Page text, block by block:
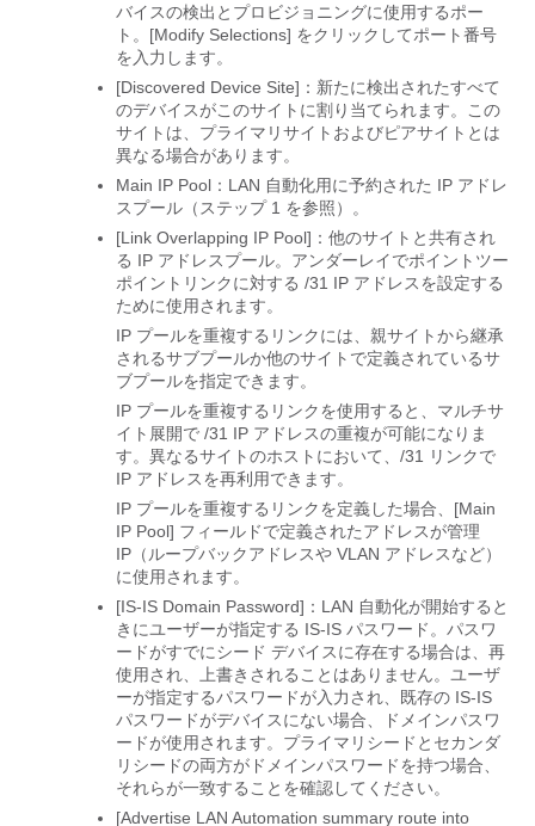
バイスの検出とプロビジョニングに使用するポー
ト。 [Modify Selections] をクリックしてポート番号
を入力します。
[Discovered Device Site]：新たに検出されたすべて
のデバイスがこのサイトに割り当てられます。
この
サイトは、プライマリサイトおよびピアサイトとは
異なる場合があります。
Main IP Pool：LAN 自動化用に予約された IP アドレ
スプール （ステップ 1 を参照）。
[Link Overlapping IP Pool]：他のサイトと共有され
る IP アドレスプール。アンダーレイでポイントツー
ポイントリンクに対する /31 IP アドレスを設定する
ために使用されます。
IP プールを重複するリンクには、親サイトから継承
されるサブプールか他のサイトで定義されているサ
ブプールを指定できます。
IP プールを重複するリンクを使用すると、マルチサ
イト展開で /31 IP アドレスの重複が可能になりま
す。異なるサイトのホストにおいて、/31 リンクで
IP アドレスを再利用できます。
IP プールを重複するリンクを定義した場合、[Main
IP Pool] フィールドで定義されたアドレスが管理
IP（ループバックアドレスや VLAN アドレスなど）
に使用されます。
[IS-IS Domain Password]：LAN 自動化が開始すると
きにユーザーが指定する IS-IS パスワード。 パスワ
ードがすでにシード デバイスに存在する場合は、再
使用され、上書きされることはありません。ユーザ
ーが指定するパスワードが入力され、既存の IS-IS
パスワードがデバイスにない場合、ドメインパスワ
ードが使用されます。プライマリシードとセカンダ
リシードの両方がドメインパスワードを持つ場合、
それらが一致することを確認してください。
[Advertise LAN Automation summary route into